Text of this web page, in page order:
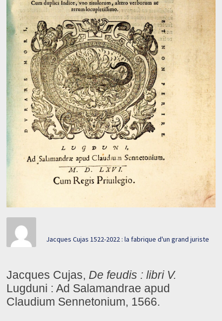
Jacques Cujas 1522-2022 : la fabrique d'un grand juriste
Jacques Cujas, De feudis : libri V.
Lugduni : Ad Salamandrae apud
Claudium Sennetonium, 1566.